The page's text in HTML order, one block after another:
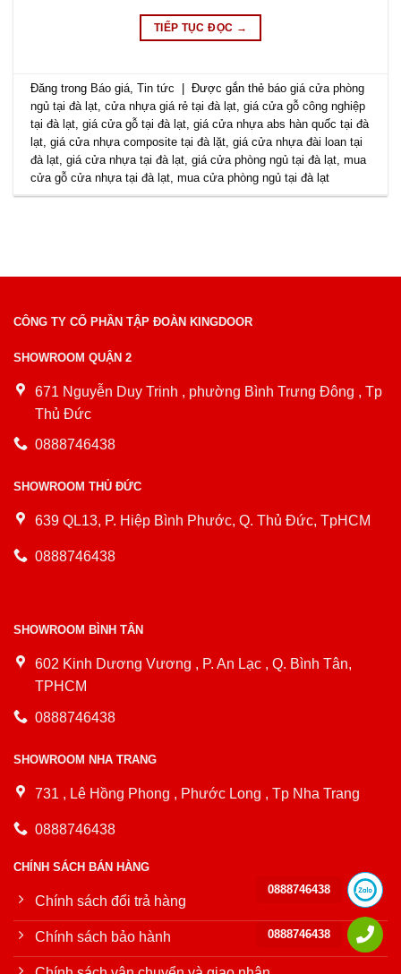
TIẾP TỤC ĐỌC →
Đăng trong Báo giá,Tin tức Được gắn thẻ báo giá cửa phòng
ngủ tại đà lạt,cửa nhựa giá rẻ tại đà lạt,giá cửa gỗ công nghiệp
tại đà lạt,giá cửa gỗ tại đà lạt,giá cửa nhựa abs hàn quốc tại đà
lạt,giá cửa nhựa composite tại đà lặt,giá cửa nhựa đài loan tại
đà lạt,giá cửa nhựa tại đà lạt,giá cửa phòng ngủ tại đà lạt,mua
cửa gỗ cửa nhựa tại đà lạt,mua cửa phòng ngủ tại đà lạt
CÔNG TY CỔ PHẦN TẬP ĐOÀN KINGDOOR
SHOWROOM QUẬN 2
671 Nguyễn Duy Trinh , phường Bình Trưng Đông , Tp
Thủ Đức
0888746438
SHOWROOM THỦ ĐỨC
639 QL13, P. Hiệp Bình Phước, Q. Thủ Đức, TpHCM
0888746438
SHOWROOM BÌNH TÂN
602 Kinh Dương Vương , P. An Lạc , Q. Bình Tân,
TPHCM
0888746438
SHOWROOM NHA TRANG
731 , Lê Hồng Phong , Phước Long , Tp Nha Trang
0888746438
CHÍNH SÁCH BÁN HÀNG
Chính sách đổi trả hàng
Chính sách bảo hành
0888746438
0888746438